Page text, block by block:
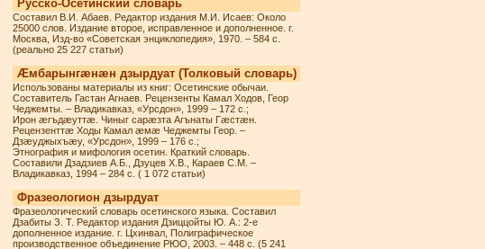
Русско-Осетинский словарь
Составил В.И. Абаев. Редактор издания М.И. Исаев: Около
25000 слов. Издание второе, исправленное и дополненное. г.
Москва, Изд-во «Советская энциклопедия», 1970. – 584 с.
(реально 25 227 статьи)
Æмбарынгæнæн дзырдуат (Толковый словарь)
Использованы материалы из книг: Осетинские обычаи.
Составитель Гастан Агнаев. Рецензенты Камал Ходов, Геор
Чеджемты. – Владикавказ, «Урсдон», 1999 – 172 с.;
Ирон æгъдæуттæ. Чиныг сарæзта Агънаты Гæстæн.
Рецензенттæ Ходы Камал æмæ Чеджемты Геор. –
Дзæуджыхъæу, «Урсдон», 1999 – 176 с.;
Этнография и мифология осетин. Краткий словарь.
Составили Дзадзиев А.Б., Дзуцев Х.В., Караев С.М. –
Владикавказ, 1994 – 284 с. ( 1 072 статьи)
Фразеологион дзырдуат
Фразеологический словарь осетинского языка. Составил
Дзабиты З. Т. Редактор издания Дзиццойты Ю. А.: 2-е
дополненное издание. г. Цхинвал, Полиграфическое
производственное объединение РЮО, 2003. – 448 с. (5 241